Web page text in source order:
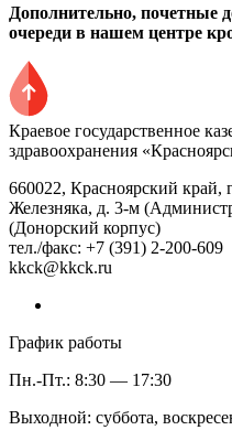
Дополнительно, почетные
очереди в нашем центре
Краевое государственное
здравоохранения
660022, Красноярский край,
Железняка, д. 3-м
(Донорский корпус)
тел./факс: +7 (391) 2-200-609
kkck@kkck.ru
График работы
Пн.-Пт.: 8:30 — 17:30
Выходной: суббота,